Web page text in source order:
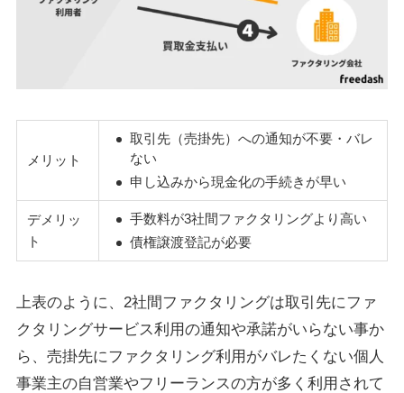
メリット
取引先（売掛先）への通知が不要・バレ
ない
申し込みから現金化の手続きが早い
デメリッ
ト
手数料が3社間ファクタリングより高い
債権譲渡登記が必要
上表のように、2社間ファクタリングは取引先にファ
クタリングサービス利用の通知や承諾がいらない事か
ら、売掛先にファクタリング利用がバレたくない個人
事業主の自営業やフリーランスの方が多く利用されて